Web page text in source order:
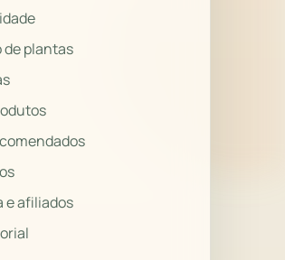
plantas
e afiliados